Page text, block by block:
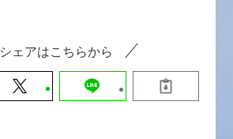
シェアはこちらから